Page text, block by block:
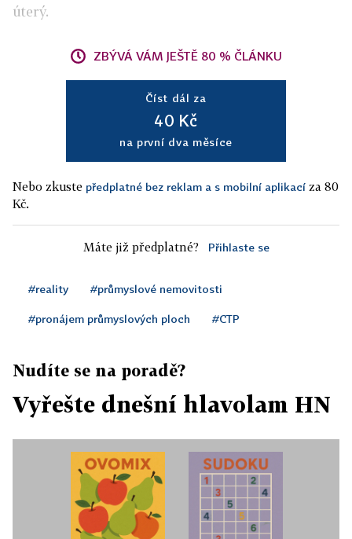
úterý.
ZBÝVÁ VÁM JEŠTĚ 80 % ČLÁNKU
Číst dál za
40 Kč
na první dva měsíce
Nebo zkuste předplatné bez reklam a s mobilní aplikací za 80
Kč.
Máte již předplatné? Přihlaste se
#reality #průmyslové nemovitosti
#pronájem průmyslových ploch #CTP
Nudíte se na poradě?
Vyřešte dnešní hlavolam HN